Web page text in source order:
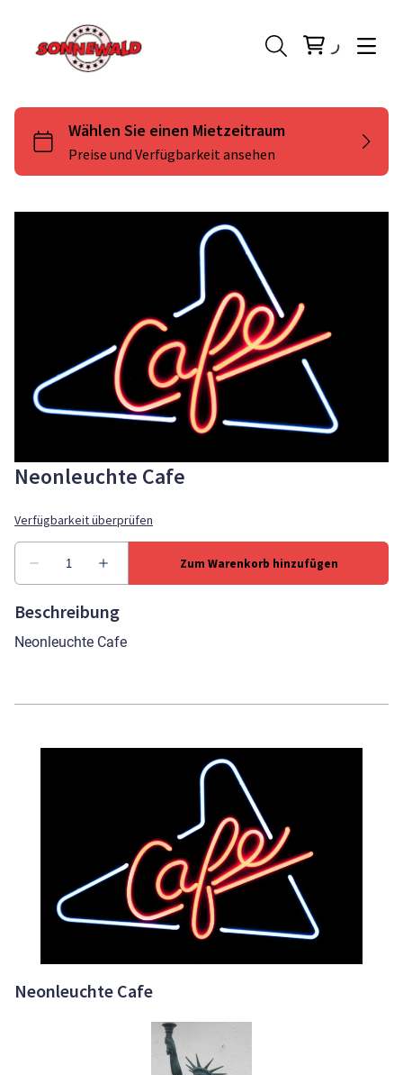
Neonleuchte Cafe
Beschreibung
Neonleuchte Cafe
Neonleuchte Cafe